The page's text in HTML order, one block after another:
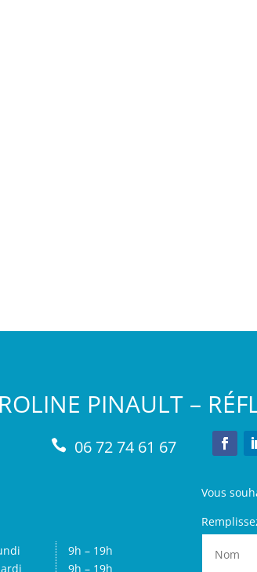
PINAULT –
 06 72 74 61 67
9h – 19h
9h – 19h
Vous